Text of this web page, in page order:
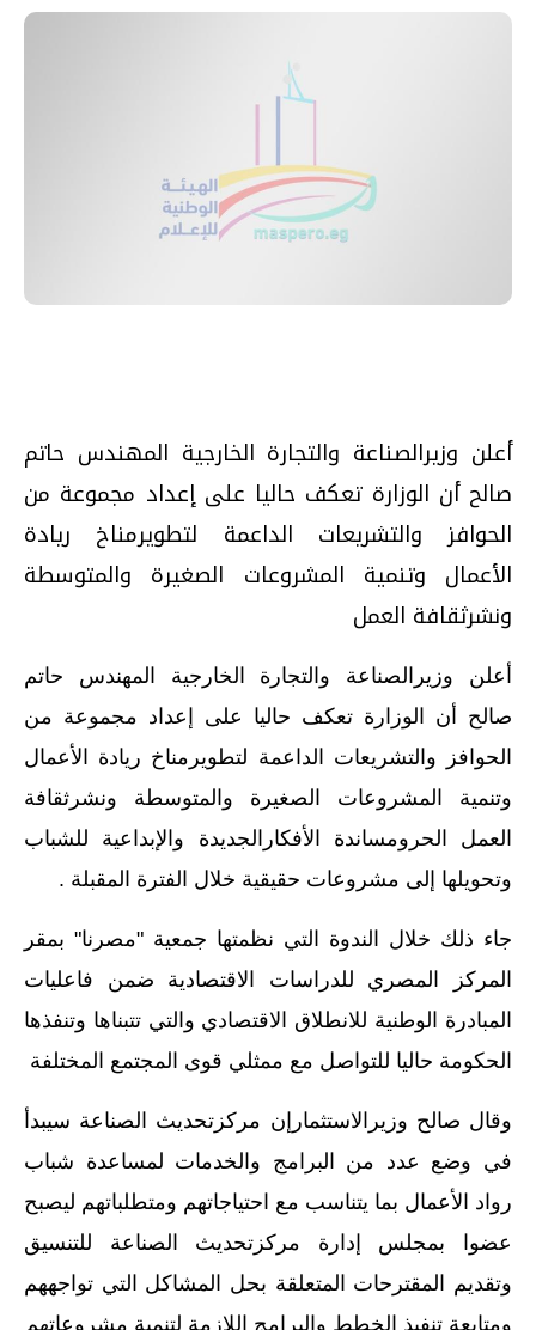
أعلن وزيرالصناعة والتجارة الخارجية المهندس حاتم
صالح أن الوزارة تعكف حاليا على إعداد مجموعة من
الحوافز والتشريعات الداعمة لتطويرمناخ ريادة
الأعمال وتنمية المشروعات الصغيرة والمتوسطة
ونشرثقافة العمل
أعلن وزيرالصناعة والتجارة الخارجية المهندس حاتم
صالح أن الوزارة تعكف حاليا على إعداد مجموعة من
الحوافز والتشريعات الداعمة لتطويرمناخ ريادة الأعمال
وتنمية المشروعات الصغيرة والمتوسطة ونشرثقافة
العمل الحرومساندة الأفكارالجديدة والإبداعية للشباب
وتحويلها إلى مشروعات حقيقية خلال الفترة المقبلة .
جاء ذلك خلال الندوة التي نظمتها جمعية "مصرنا" بمقر
المركز المصري للدراسات الاقتصادية ضمن فاعليات
المبادرة الوطنية للانطلاق الاقتصادي والتي تتبناها وتنفذها
الحكومة حاليا للتواصل مع ممثلي قوى المجتمع المختلفة
وقال صالح وزيرالاستثمارإن مركزتحديث الصناعة سيبدأ
في وضع عدد من البرامج والخدمات لمساعدة شباب
رواد الأعمال بما يتناسب مع احتياجاتهم ومتطلباتهم ليصبح
عضوا بمجلس إدارة مركزتحديث الصناعة للتنسيق
وتقديم المقترحات المتعلقة بحل المشاكل التي تواجههم
ومتابعة تنفيذ الخطط والبرامج اللازمة لتنمية مشروعاتهم